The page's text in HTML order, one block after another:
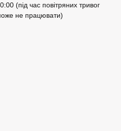
(під час повітряних тривог
не працювати)